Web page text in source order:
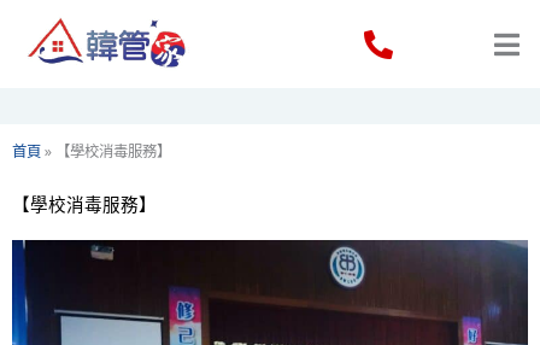
首頁» 【學校消毒服務】
【學校消毒服務】